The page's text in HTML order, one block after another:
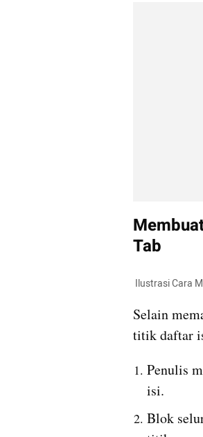
Tab
Ilustrasi Cara
Selain
titik daftar
Penulis
isi.
Blok